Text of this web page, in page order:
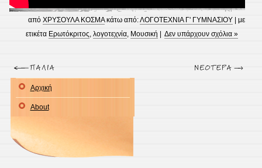
απόΧΡΥΣΟΥΛΑ ΚΟΣΜΑκάτω από:ΛΟΓΟΤΕΧΝΙΑ Γ' ΓΥΜΝΑΣΙΟΥ | με
ετικέτα Ερωτόκριτος,λογοτεχνία, Μουσική |Δεν υπάρχουν σχόλια »
άρθρα »
Αρχική
About